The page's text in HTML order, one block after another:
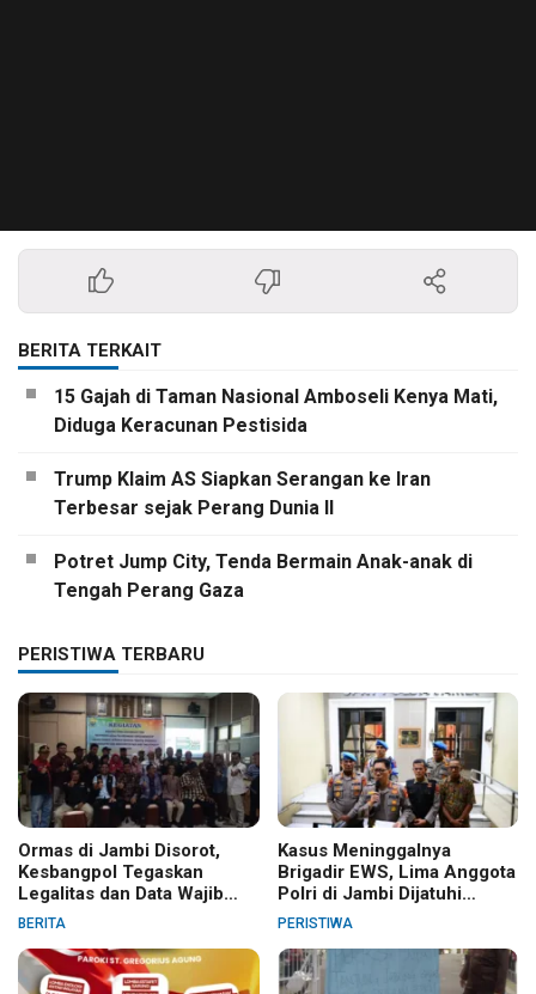
BERITA TERKAIT
15 Gajah di Taman Nasional Amboseli Kenya Mati,
Diduga Keracunan Pestisida
Trump Klaim AS Siapkan Serangan ke Iran
Terbesar sejak Perang Dunia II
Potret Jump City, Tenda Bermain Anak-anak di
Tengah Perang Gaza
PERISTIWA TERBARU
Ormas di Jambi Disorot,
Kesbangpol Tegaskan
Legalitas dan Data Wajib
Jelas
BERITA
Kasus Meninggalnya
Brigadir EWS, Lima Anggota
Polri di Jambi Dijatuhi
Sanksi PTDH
PERISTIWA